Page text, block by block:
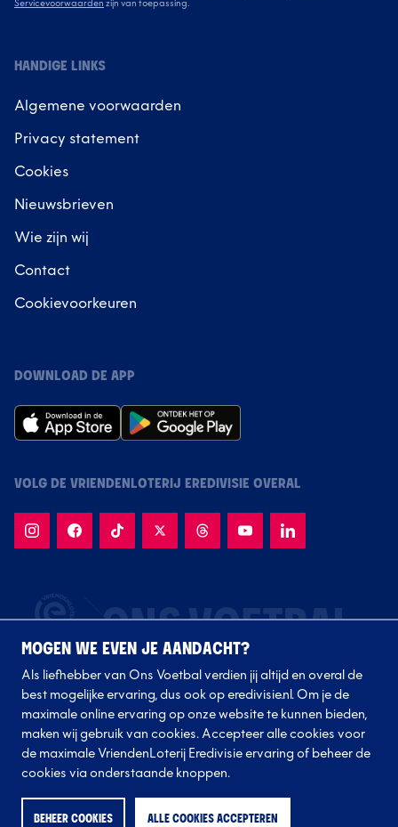
Servicevoorwaarden zijn van toepassing.
HANDIGE LINKS
Algemene voorwaarden
Privacy statement
Cookies
Nieuwsbrieven
Wie zijn wij
Contact
Cookievoorkeuren
DOWNLOAD DE APP
VOLG DE VRIENDENLOTERIJ EREDIVISIE OVERAL
Volg onze clubs
MOGEN WE EVEN JE AANDACHT?
Als liefhebber van Ons Voetbal verdien jij altijd en overal de
best mogelijke ervaring, dus ook op eredivisie.nl. Om je de
maximale online ervaring op onze website te kunnen bieden,
maken wij gebruik van cookies. Accepteer alle cookies voor
de maximale VriendenLoterij Eredivisie ervaring of beheer de
cookies via onderstaande knoppen.
BEHEER COOKIES ALLE COOKIES ACCEPTEREN